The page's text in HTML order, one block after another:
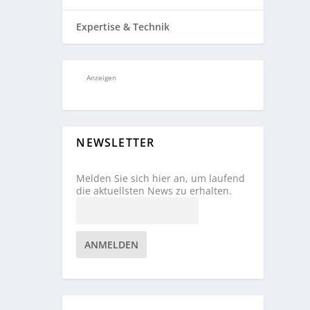
Expertise & Technik
Anzeigen
NEWSLETTER
Melden Sie sich hier an, um laufend
die aktuellsten News zu erhalten.
ANMELDEN